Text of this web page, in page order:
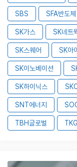
SBS SFA반도체
SK가스 SK네트
SK스퀘어 SK아
SK이노베이션
SK하이닉스
SNT에너지
TBH글로벌